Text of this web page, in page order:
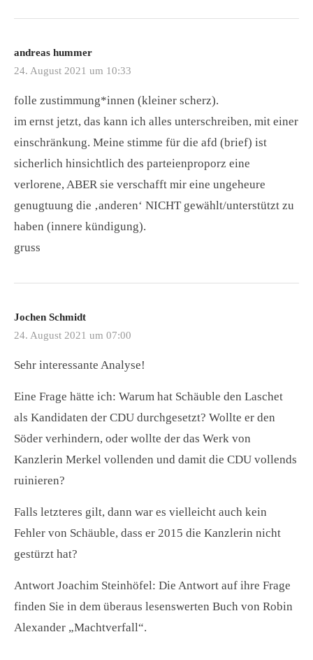
andreas hummer
24. August 2021 um 10:33
folle zustimmung*innen (kleiner scherz).
im ernst jetzt, das kann ich alles unterschreiben, mit einer
einschränkung. Meine stimme für die afd (brief) ist
sicherlich hinsichtlich des parteienproporz eine
verlorene, ABER sie verschafft mir eine ungeheure
genugtuung die ‚anderen‘ NICHT gewählt/unterstützt zu
haben (innere kündigung).
gruss
Jochen Schmidt
24. August 2021 um 07:00
Sehr interessante Analyse!
Eine Frage hätte ich: Warum hat Schäuble den Laschet
als Kandidaten der CDU durchgesetzt? Wollte er den
Söder verhindern, oder wollte der das Werk von
Kanzlerin Merkel vollenden und damit die CDU vollends
ruinieren?
Falls letzteres gilt, dann war es vielleicht auch kein
Fehler von Schäuble, dass er 2015 die Kanzlerin nicht
gestürzt hat?
Antwort Joachim Steinhöfel: Die Antwort auf ihre Frage
finden Sie in dem überaus lesenswerten Buch von Robin
Alexander „Machtverfall“.